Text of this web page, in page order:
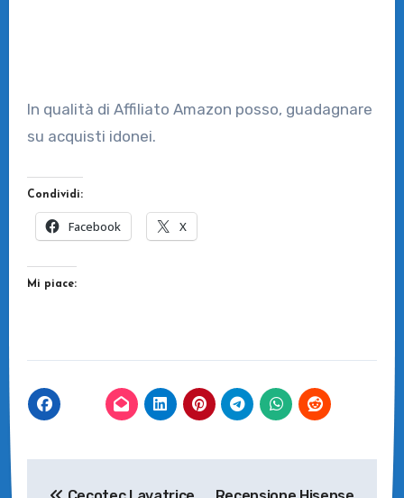
In qualità di Affiliato Amazon posso, guadagnare
su acquisti idonei.
Condividi:
Facebook X
Mi piace: